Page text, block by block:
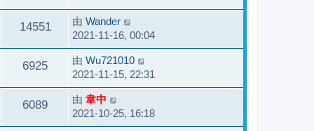
14551 由 Wander
2021-11-16, 00:04
6925 由 Wu721010
2021-11-15, 22:31
6089 由 韋中
2021-10-25, 16:18